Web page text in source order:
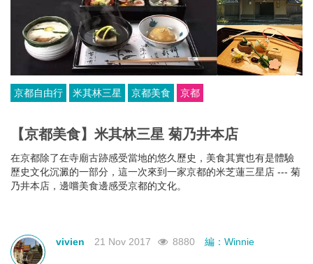
京都自由行 米其林三星 京都美食 京都
【京都美食】米其林三星 菊乃井本店
在京都除了在寺廟古跡感受當地的悠久歷史，美食其實也有是體驗
歷史文化沉澱的一部分，這一次來到一家京都的米芝蓮三星店 --- 菊
乃井本店，邊嚐美食邊感受京都的文化。
vivien 21 Nov 2017 8880 編：Winnie